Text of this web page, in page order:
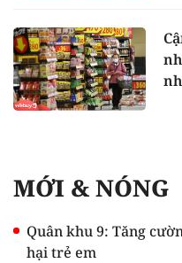
MỚI & NÓNG
Quân khu 9: Tăng
hại trẻ em